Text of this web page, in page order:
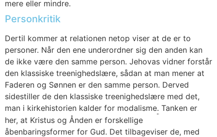
mere eller mindre.
Personkritik
Dertil kommer at relationen netop viser at de er to
personer. Når den ene underordner sig den anden kan
de ikke være den samme person. Jehovas vidner forstår
den klassiske treenighedslære, sådan at man mener at
Faderen og Sønnen er den samme person. Derved
sidestiller de den klassiske treenighedslære med det,
man i kirkehistorien kalder for modalisme. Tanken er
her, at Kristus og Ånden er forskellige
åbenbaringsformer for Gud. Det tilbageviser de, med